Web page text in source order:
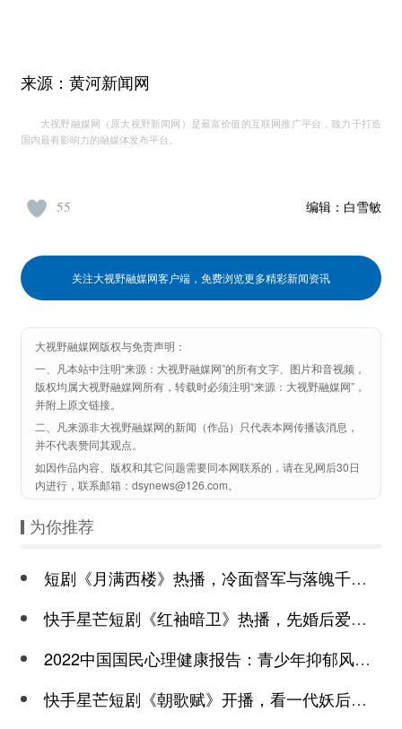
来源：黄河新闻网
大视野融媒网（原大视野新闻网）是最富价值的互联网推广平台，致力于打造
国内最有影响力的融媒体发布平台。
编辑： 白雪敏
55
关注大视野融媒网客户端，免费浏览更多精彩新闻资讯
大视野融媒网版权与免责声明：
一、凡本站中注明“来源：大视野融媒网”的所有文字、图片和音视频，
版权均属大视野融媒网所有，转载时必须注明“来源：大视野融媒网”，
并附上原文链接。
二、凡来源非大视野融媒网的新闻（作品）只代表本网传播该消息，
并不代表赞同其观点。
如因作品内容、版权和其它问题需要同本网联系的，请在见网后30日
内进行，联系邮箱：dsynews@126.com。
为你推荐
短剧《月满西楼》热播，冷面督军与落魄千金谱写民国传奇
快手星芒短剧《红袖暗卫》热播，先婚后爱诠释别样浪漫
2022中国国民心理健康报告：青少年抑郁风险高于成年
快手星芒短剧《朝歌赋》开播，看一代妖后与心机皇上极限拉扯